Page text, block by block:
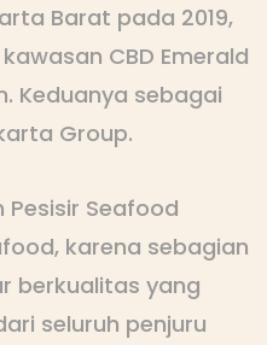
Barat pada 2019,
CBD Emerald
Keduanya sebagai
Group.
Seafood
karena sebagian
berkualitas yang
seluruh penjuru